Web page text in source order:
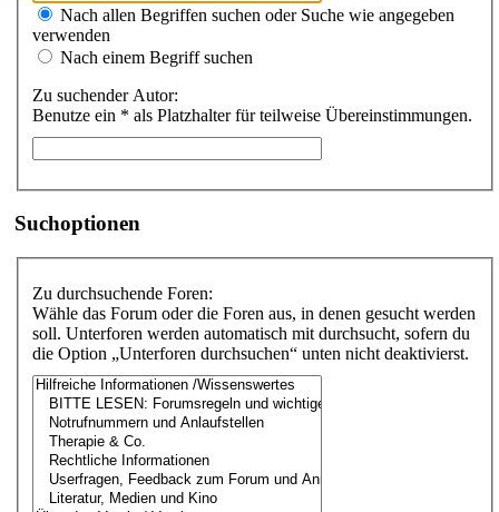
Nach allen Begriffen suchen oder Suche wie angegeben
verwenden
Nach einem Begriff suchen
Zu suchender Autor:
Benutze ein * als Platzhalter für teilweise Übereinstimmungen.
Suchoptionen
Zu durchsuchende Foren:
Wähle das Forum oder die Foren aus, in denen gesucht werden
soll. Unterforen werden automatisch mit durchsucht, sofern du
die Option „Unterforen durchsuchen“ unten nicht deaktivierst.